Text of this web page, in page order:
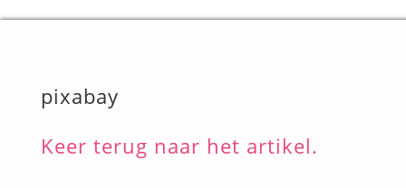
pixabay
Keer terug naar het artikel.